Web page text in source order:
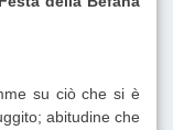
su ciò che si è
abitudine che